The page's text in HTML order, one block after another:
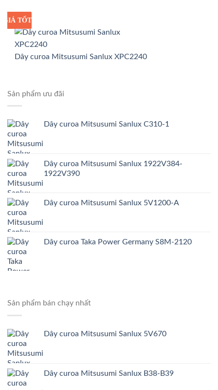
GIÁ SỈ
GIÁ TỐT
Dây curoa Mitsusumi Sanlux XPC2240
Sản phẩm ưu đãi
Dây curoa Mitsusumi Sanlux C310-1
Dây curoa Mitsusumi Sanlux 1922V384-
1922V390
Dây curoa Mitsusumi Sanlux 5V1200-A
Dây curoa Taka Power Germany S8M-2120
Sản phẩm bán chạy nhất
Dây curoa Mitsusumi Sanlux 5V670
Dây curoa Mitsusumi Sanlux B38-B39